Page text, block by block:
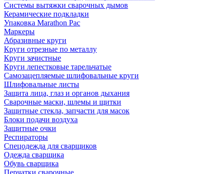
Системы вытяжки сварочных дымов
Керамические подкладки
Упаковка Marathon Pac
Маркеры
Абразивные круги
Круги отрезные по металлу
Круги зачистные
Круги лепестковые тарельчатые
Самозацепляемые шлифовальные круги
Шлифовальные листы
Защита лица, глаз и органов дыхания
Сварочные маски, шлемы и щитки
Защитные стекла, запчасти для масок
Блоки подачи воздуха
Защитные очки
Респираторы
Спецодежда для сварщиков
Одежда сварщика
Обувь сварщика
Перчатки сварочные